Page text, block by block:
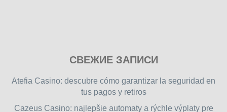
free
СВЕЖИЕ ЗАПИСИ
Atefia Casino: descubre cómo garantizar la seguridad en
tus pagos y retiros
Cazeus Casino: najlepšie automaty a rýchle výplaty pre